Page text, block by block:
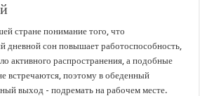
стране понимание того, что
дневной сон повышает работоспособность,
активного распространения, а подобные
встречаются, поэтому в обеденный
выход - подремать на рабочем месте.